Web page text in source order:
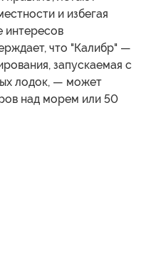
и избегая
интересов
что "Калибр" —
запускаемая с
лодок, — может
над морем или 50